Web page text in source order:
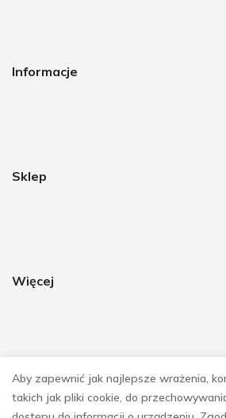
Informacje
Sklep
Więcej
Obsrwuj nas
Aby zapewnić jak najlepsze wrażenia,
takich jak pliki cookie, do